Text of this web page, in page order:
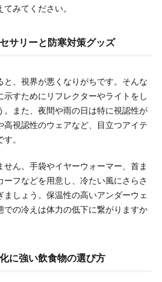
みてください。
サリーと防寒対策グッズ
と、視界が悪くなりがちです。そんな
示すためにリフレクターやライトをし
。また、夜間や雨の日は特に視認性が
高視認性のウェアなど、目立つアイテ
。
せん。手袋やイヤーウォーマー、首ま
フなどを用意し、冷たい風にさらさ
しょう。保温性の高いアンダーウェ
での冷えは体力の低下に繋がりますか
に強い飲食物の選び方